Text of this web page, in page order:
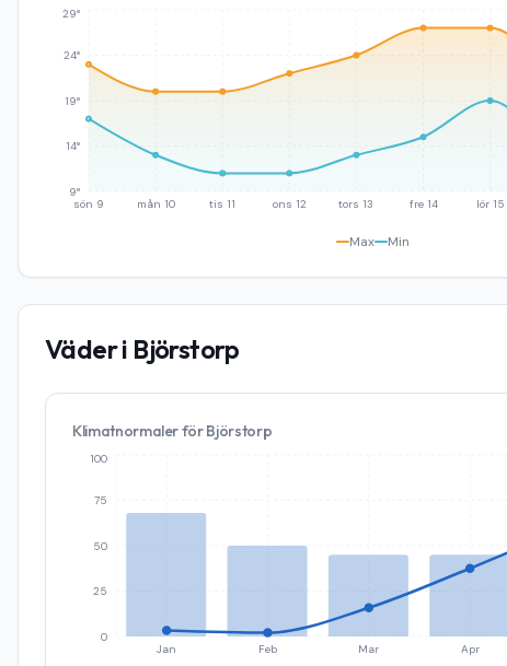
sön 9 mån 10 tis 11 ons 12 tors 13 fre 14 lör 15
9°
14°
19°
24°
29°
Max Min
Väder i Björstorp
Klimatnormaler förBjörstorp
Jan Feb Mar Apr
0
25
50
75
100